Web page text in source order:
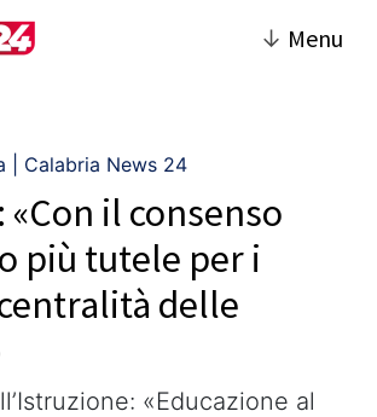
↓ Menu
| Calabria News 24
il consenso
più tutele per i
delle
«Educazione al